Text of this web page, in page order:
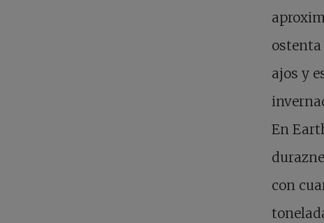
ostenta
ajos y
En
con